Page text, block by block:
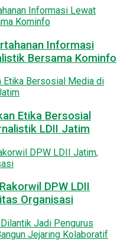
Informasi
Bersama Kominfo
Etika Bersosial
LDII Jatim
DPW LDII
Organisasi